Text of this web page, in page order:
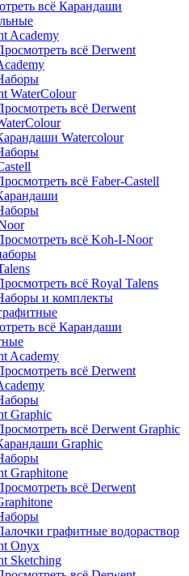
всё Карандаши
Academy
всё Derwent
WaterColour
всё Derwent
Watercolour
всё Faber-Castell
всё Koh-I-Noor
всё Royal Talens
и комплекты
всё Карандаши
Academy
всё Derwent
Graphic
всё Derwent Graphic
Graphic
Graphitone
всё Derwent
графитные водораствор
Onyx
Sketching